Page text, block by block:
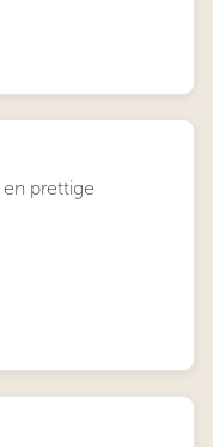
prettige